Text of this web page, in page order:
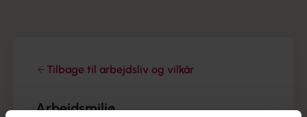
Tilbage til arbejdsliv og vilkår
Arbejdsmiljø